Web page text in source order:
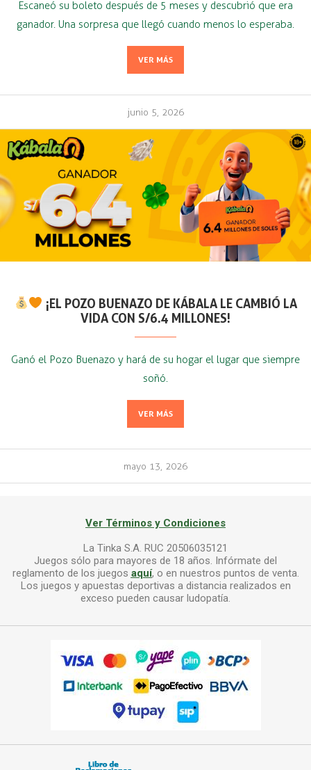
Escaneó su boleto después de 5 meses y descubrió que era
ganador. Una sorpresa que llegó cuando menos lo esperaba.
VER MÁS
junio 5, 2026
¡EL POZO BUENAZO DE KÁBALA LE CAMBIÓ LA
VIDA CON S/6.4 MILLONES!
Ganó el Pozo Buenazo y hará de su hogar el lugar que siempre
soñó.
VER MÁS
mayo 13, 2026
Ver Términos y Condiciones
La Tinka S.A. RUC 20506035121
Juegos sólo para mayores de 18 años. Infórmate del
reglamento de los juegos aquí, o en nuestros puntos de venta.
Los juegos y apuestas deportivas a distancia realizados en
exceso pueden causar ludopatía.